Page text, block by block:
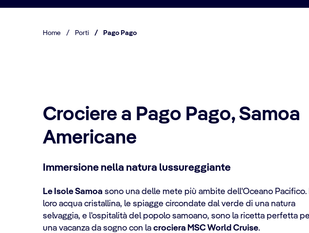
Home / Porti / Pago Pago
Crociere a Pago Pago, Samoa
Americane
Immersione nella natura lussureggiante
Le Isole Samoa sono una delle mete più ambite dell'Oceano Pacifico.
loro acqua cristallina, le spiagge circondate dal verde di una natura
selvaggia, e l'ospitalità del popolo samoano, sono la ricetta perfetta
una vacanza da sogno con la crociera MSCWorld Cruise.